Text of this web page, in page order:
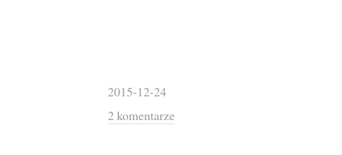
2015-12-24
2 komentarze